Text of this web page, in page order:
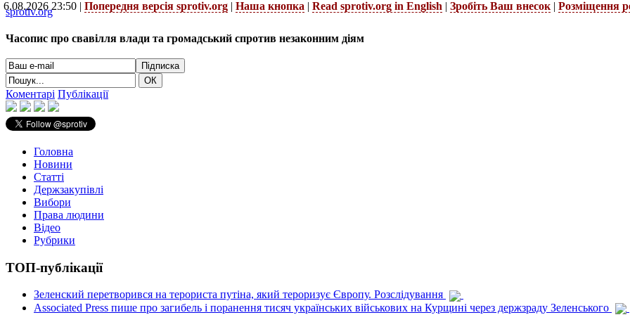
6.08.2026 23:50 | Попередня версія sprotiv.org | Наша кнопка | Read sprotiv.org in English | Зробіть Ваш внесок | Розміщення
sprotiv.org
Часопис про свавілля влади та громадський спротив незаконним діям
Коментарі Публікації
Головна
Новини
Статті
Держзакупівлі
Вибори
Права людини
Відео
Рубрики
ТОП-публікації
Зеленский перетворився на терориста путіна, який тероризує Європу. Розслідування
Associated Press пише про загибель і поранення тисяч українських військових на Курщині через держзраду Зеленського